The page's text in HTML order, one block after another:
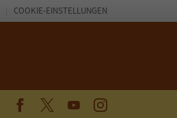
FACEBOOKTWITTERYOUTUBEINSTAGRAM
COOKIE-EINSTELLUNGEN